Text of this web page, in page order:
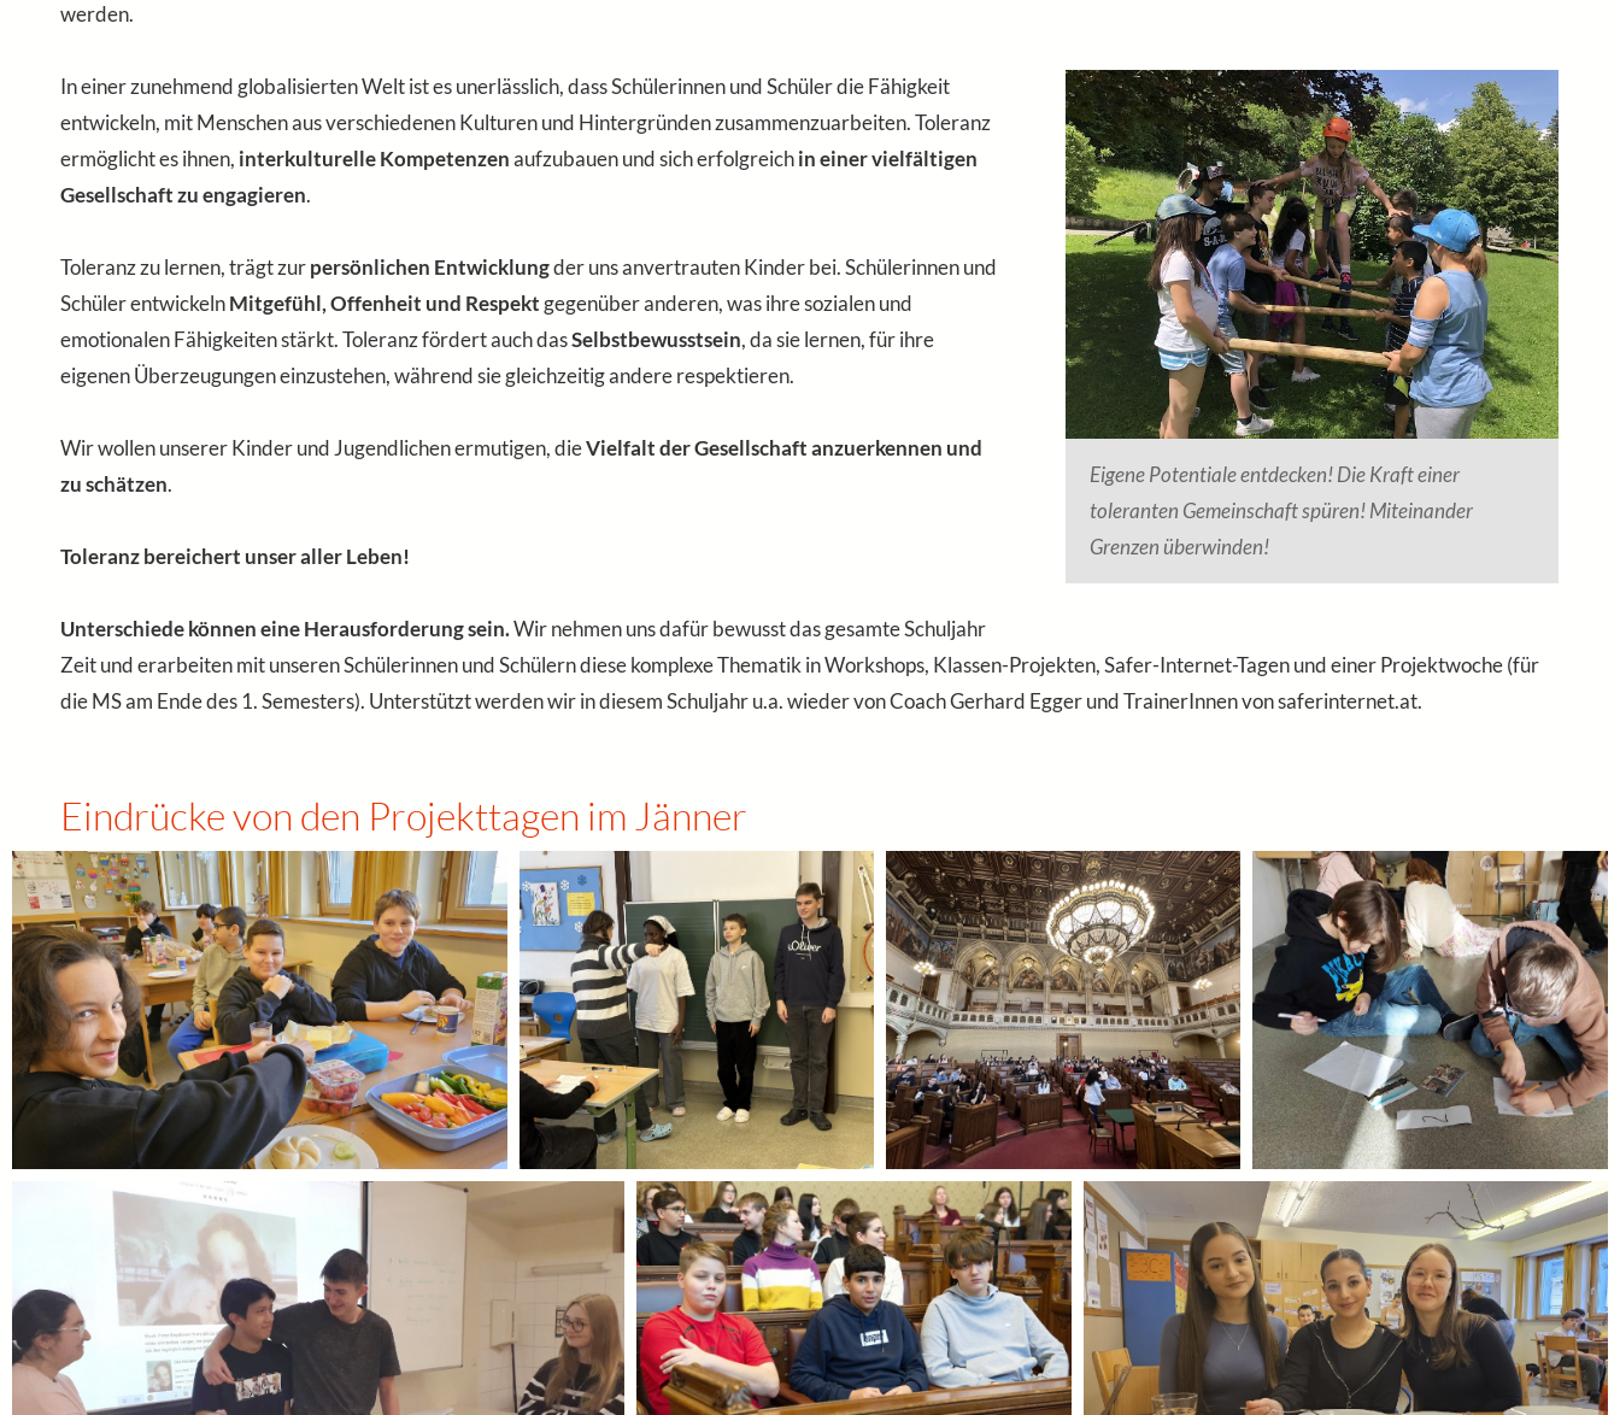
werden.
Eigene Potentiale entdecken! Die Kraft einer
toleranten Gemeinschaft spüren! Miteinander
Grenzen überwinden!
In einer zunehmend globalisierten Welt ist es unerlässlich, dass Schülerinnen und Schüler die Fähigkeit
entwickeln, mit Menschen aus verschiedenen Kulturen und Hintergründen zusammenzuarbeiten. Toleranz
ermöglicht es ihnen, interkulturelle Kompetenzenaufzubauen und sich erfolgreichin einer vielfältigen
Gesellschaft zu engagieren.
Toleranz zu lernen, trägt zurpersönlichen Entwicklungder uns anvertrauten Kinder bei. Schülerinnen und
Schüler entwickelnMitgefühl, Offenheit und Respekt gegenüber anderen, was ihre sozialen und
emotionalen Fähigkeiten stärkt. Toleranz fördert auch dasSelbstbewusstsein, da sie lernen, für ihre
eigenen Überzeugungen einzustehen, während sie gleichzeitig andere respektieren.
Wir wollen unserer Kinder und Jugendlichen ermutigen, dieVielfalt der Gesellschaft anzuerkennen und
zu schätzen.
Toleranz bereichert unser aller Leben!
Unterschiede können eine Herausforderung sein.Wir nehmen uns dafür bewusst das gesamte Schuljahr
Zeit und erarbeiten mit unseren Schülerinnen und Schülern diese komplexe Thematik in Workshops, Klassen-Projekten, Safer-Internet-Tagen und einer Projektwoche (für
die MS am Ende des 1. Semesters). Unterstützt werden wir in diesem Schuljahr u.a. wieder von Coach Gerhard Egger und TrainerInnen von saferinternet.at.
Eindrücke von den Projekttagen im Jänner